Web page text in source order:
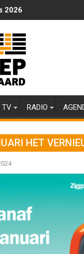
2026
TV RADIO
HET